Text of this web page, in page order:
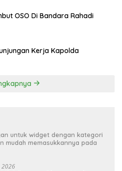
OSO Di Bandara Rahadi
Kerja Kapolda
untuk widget dengan kategori
mudah memasukkannya pada
2026